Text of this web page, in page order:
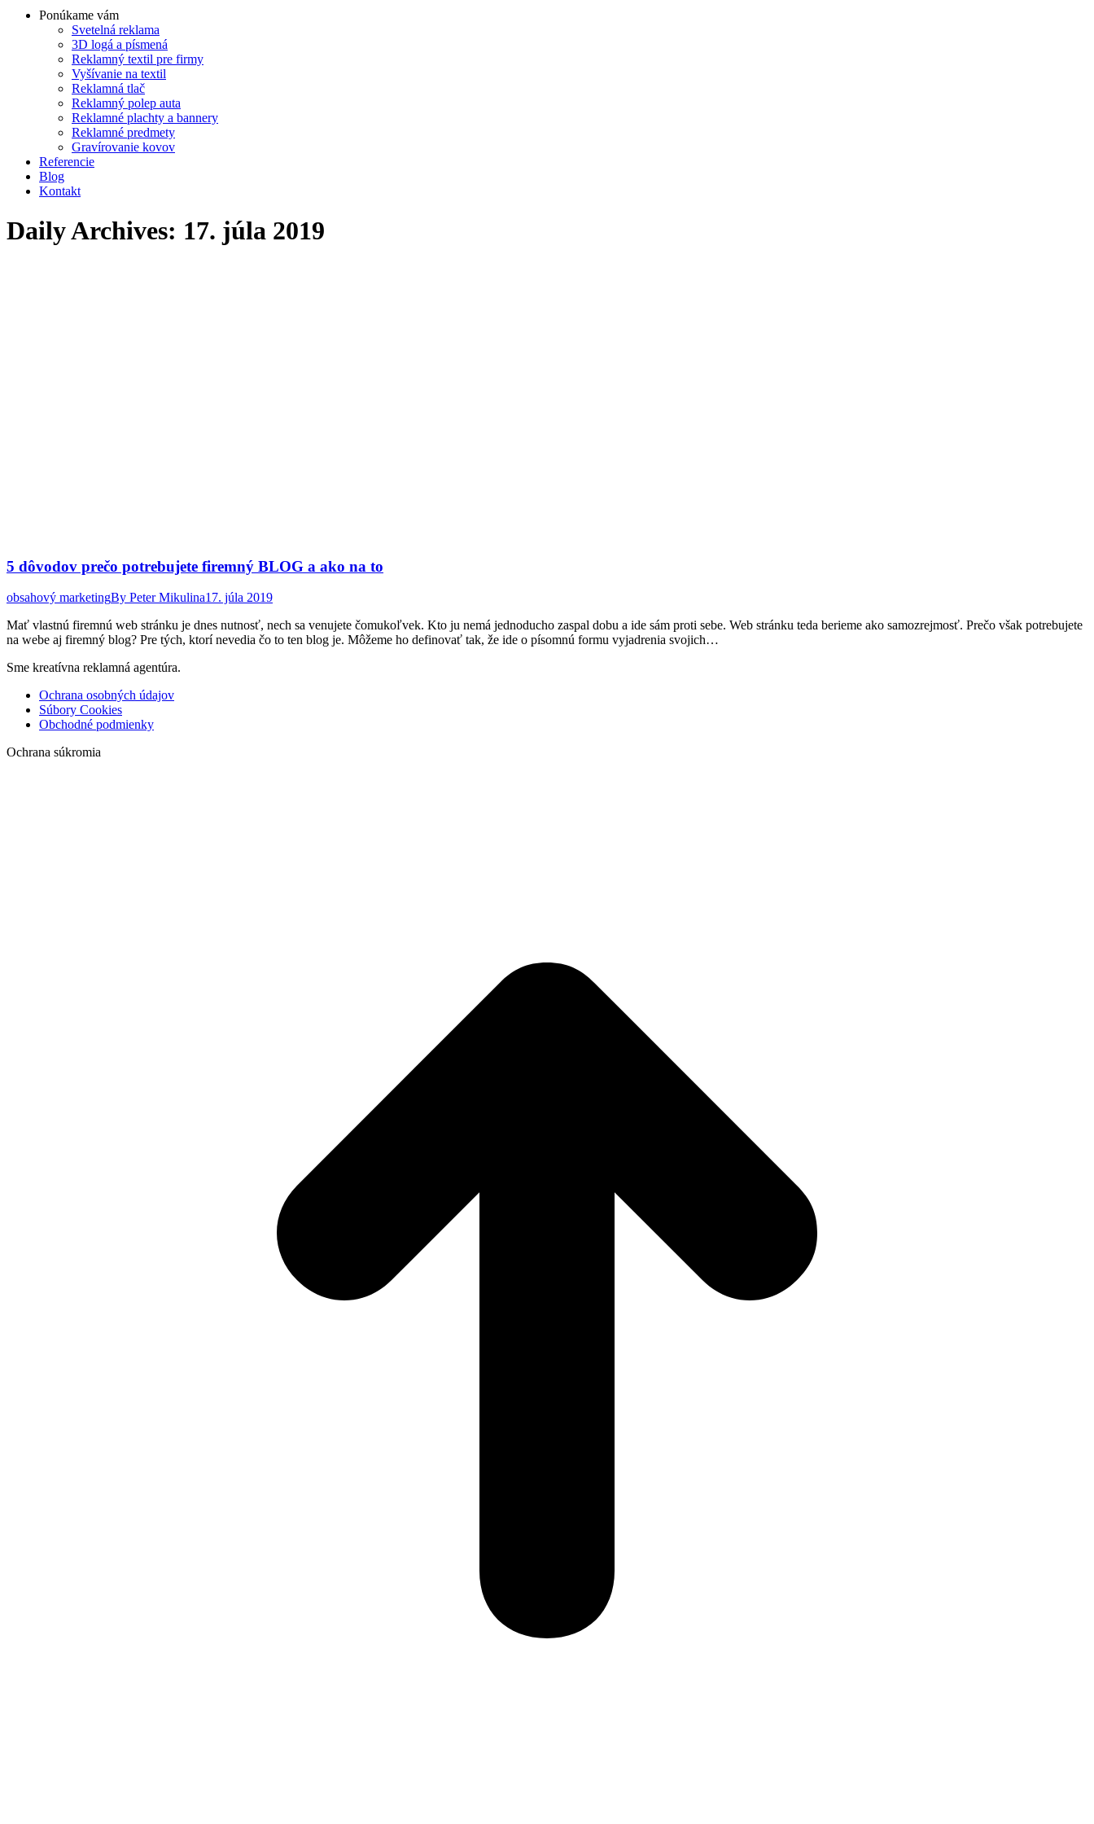
Ponúkame vám
Svetelná reklama
3D logá a písmená
Reklamný textil pre firmy
Vyšívanie na textil
Reklamná tlač
Reklamný polep auta
Reklamné plachty a bannery
Reklamné predmety
Gravírovanie kovov
Referencie
Blog
Kontakt
Daily Archives: 17. júla 2019
5 dôvodov prečo potrebujete firemný BLOG a ako na to
obsahový marketingBy Peter Mikulina17. júla 2019
Mať vlastnú firemnú web stránku je dnes nutnosť, nech sa venujete čomukoľvek. Kto ju nemá jednoducho zaspal dobu a ide sám proti sebe. Web stránku teda berieme ako samozrejmosť. Prečo však potrebujete
na webe aj firemný blog? Pre tých, ktorí nevedia čo to ten blog je. Môžeme ho definovať tak, že ide o písomnú formu vyjadrenia svojich…
Sme kreatívna reklamná agentúra.
Ochrana osobných údajov
Súbory Cookies
Obchodné podmienky
Ochrana súkromia